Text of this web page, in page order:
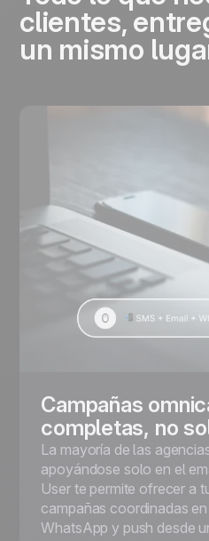
clientes,
un mismo
Campañas
completas, no
La mayoría de las
apoyándose solo en el
User te permite ofrecer a
campañas coordinadas
WhatsApp y push desde